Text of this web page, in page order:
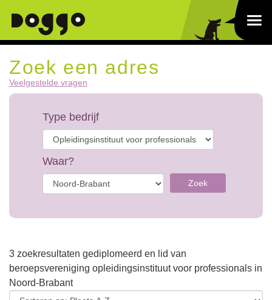
Zoek een adres
Veelgestelde vragen
Type bedrijf
Waar?
Zoek
3 zoekresultaten gediplomeerd en lid van
beroepsvereniging opleidingsinstituut voor professionals in
Noord-Brabant